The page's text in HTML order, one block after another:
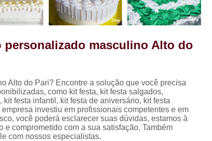
Cento de
Cento do Salgado para
Coxinha de Festa com
Coxinha de Frango para
Coxinha Festa Assada
Coxinha Frango de Festa
Coxinha para Festa de
masculino Alto do
Alto do Pari? Encontre a solução que você precisa
como kit festa, kit festa salgados,
festa infantil, kit festa de aniversário, kit festa
investiu em profissionais competentes e em
você poderá esclarecer suas dúvidas, estamos à
comprometido com a sua satisfação. Também
com nossos especialistas.